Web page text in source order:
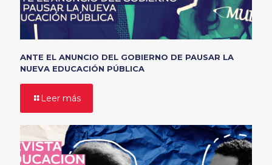
ANTE EL ANUNCIO DEL GOBIERNO DE PAUSAR LA
NUEVA EDUCACIÓN PÚBLICA
Leer más